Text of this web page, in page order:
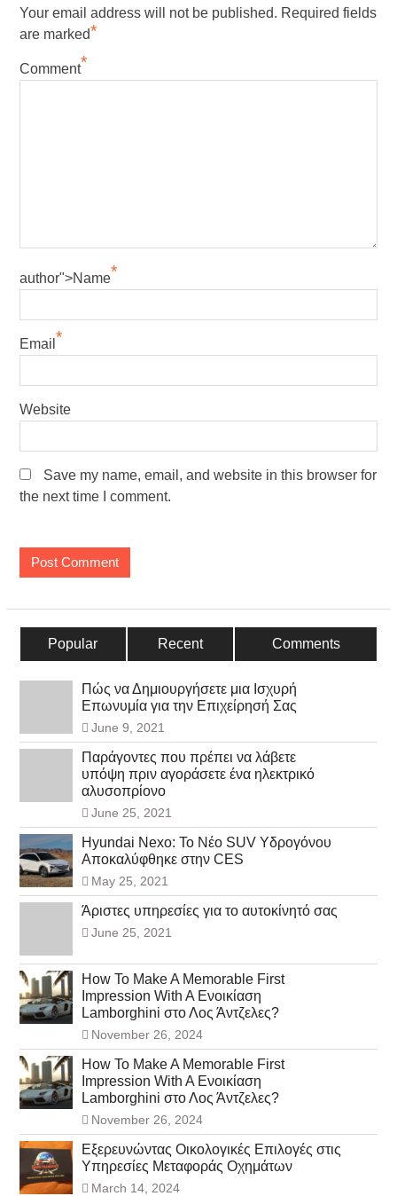
Your email address will not be published. Required fields
are marked*
Comment*
author">Name*
Email *
Website
Save my name, email, and website in this browser for
the next time I comment.
Popular Recent Comments
Πώς να Δημιουργήσετε μια Ισχυρή
Επωνυμία για την Επιχείρησή Σας
June 9, 2021
Παράγοντες που πρέπει να λάβετε
υπόψη πριν αγοράσετε ένα ηλεκτρικό
αλυσοπρίονο
June 25, 2021
Hyundai Nexo: Το Νέο SUV Υδρογόνου
Αποκαλύφθηκε στην CES
May 25, 2021
Άριστες υπηρεσίες για το αυτοκίνητό σας
June 25, 2021
How To Make A Memorable First
Impression With A Ενοικίαση
Lamborghini στο Λος Άντζελες?
November 26, 2024
How To Make A Memorable First
Impression With A Ενοικίαση
Lamborghini στο Λος Άντζελες?
November 26, 2024
Εξερευνώντας Οικολογικές Επιλογές στις
Υπηρεσίες Μεταφοράς Οχημάτων
March 14, 2024